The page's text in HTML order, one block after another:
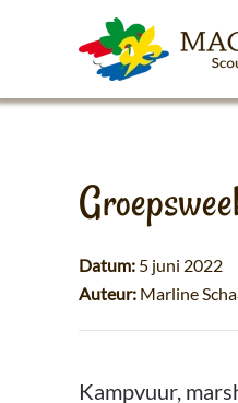
Skip to main content
Datum: 5 juni 2022
Auteur: Marline
Kampvuur,